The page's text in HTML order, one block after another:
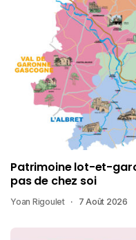
Patrimoine lot-et-
pas de chez soi
Yoan Rigoulet 7 Août 2026